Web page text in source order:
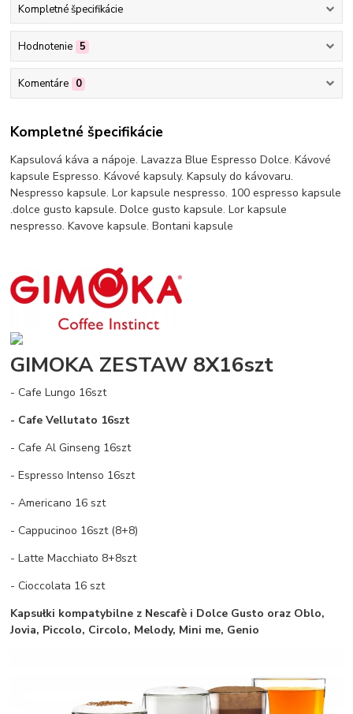
Kompletné špecifikácie
Hodnotenie 5
Komentáre 0
Kompletné špecifikácie
Kapsulová káva a nápoje. Lavazza Blue Espresso Dolce. Kávové
kapsule Espresso. Kávové kapsuly. Kapsuly do kávovaru.
Nespresso kapsule. Lor kapsule nespresso. 100 espresso kapsule
.dolce gusto kapsule. Dolce gusto kapsule. Lor kapsule
nespresso. Kavove kapsule. Bontani kapsule
GIMOKA ZESTAW 8X16szt
- Cafe Lungo 16szt
- Cafe Vellutato 16szt
- Cafe Al Ginseng 16szt
- Espresso Intenso 16szt
- Americano 16 szt
- Cappucinoo 16szt (8+8)
- Latte Macchiato 8+8szt
- Cioccolata 16 szt
Kapsułki kompatybilne z Nescafè i Dolce Gusto oraz Oblo,
Jovia, Piccolo, Circolo, Melody, Mini me, Genio